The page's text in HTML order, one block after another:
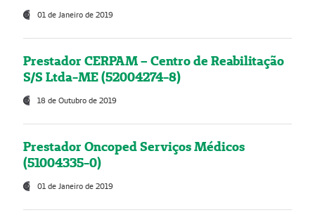
01 de Janeiro de 2019
Prestador CERPAM – Centro de Reabilitação
S/S Ltda-ME (52004274-8)
18 de Outubro de 2019
Prestador Oncoped Serviços Médicos
(51004335-0)
01 de Janeiro de 2019